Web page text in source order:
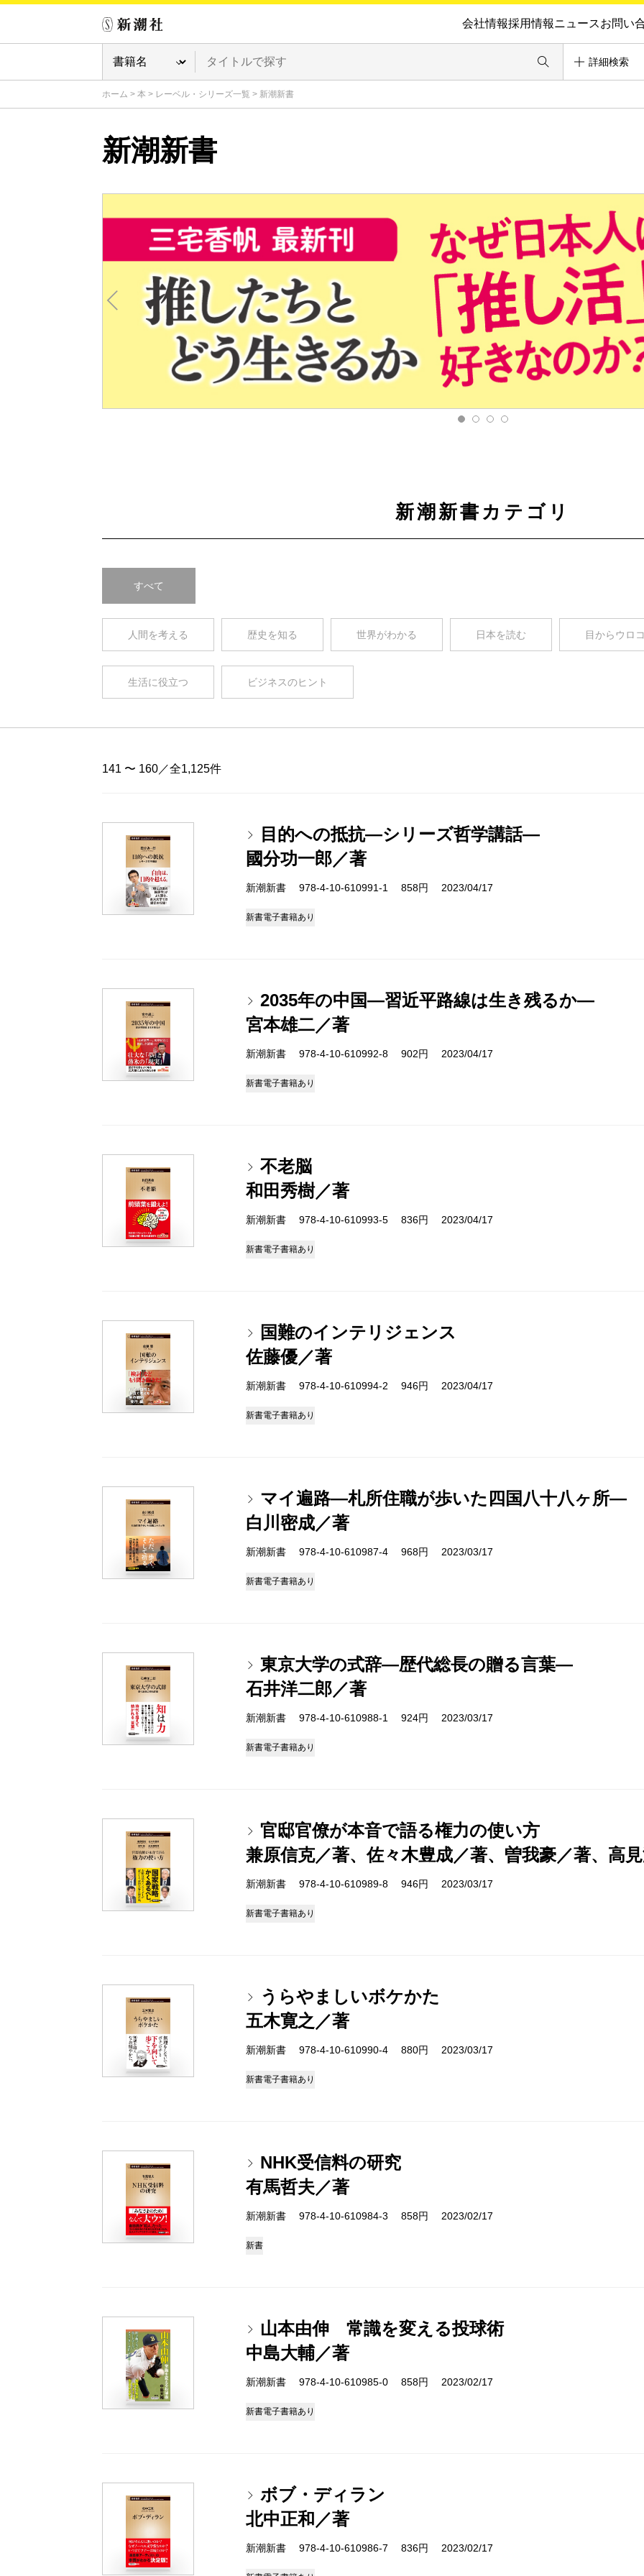
会社情報採用情報ニュースお問い
詳細検索
ホーム > 本 > レーベル・シリーズ一覧 > 新潮新書
新潮新書
新潮新書カテゴリ
すべて
人間を考える 歴史を知る 世界がわかる 日本を読む 目からウロコ
生活に役立つ ビジネスのヒント
141 〜 160／全1,125件
目的への抵抗―シリーズ哲学講話―
國分功一郎／著
新潮新書 978-4-10-610991-1 858円 2023/04/17
新書電子書籍あり
2035年の中国―習近平路線は生き残るか―
宮本雄二／著
新潮新書 978-4-10-610992-8 902円 2023/04/17
新書電子書籍あり
不老脳
和田秀樹／著
新潮新書 978-4-10-610993-5 836円 2023/04/17
新書電子書籍あり
国難のインテリジェンス
佐藤優／著
新潮新書 978-4-10-610994-2 946円 2023/04/17
新書電子書籍あり
マイ遍路―札所住職が歩いた四国八十八ヶ所―
白川密成／著
新潮新書 978-4-10-610987-4 968円 2023/03/17
新書電子書籍あり
東京大学の式辞―歴代総長の贈る言葉―
石井洋二郎／著
新潮新書 978-4-10-610988-1 924円 2023/03/17
新書電子書籍あり
官邸官僚が本音で語る権力の使い方
兼原信克／著、佐々木豊成／著、曽我豪／著、高
新潮新書 978-4-10-610989-8 946円 2023/03/17
新書電子書籍あり
うらやましいボケかた
五木寛之／著
新潮新書 978-4-10-610990-4 880円 2023/03/17
新書電子書籍あり
NHK受信料の研究
有馬哲夫／著
新潮新書 978-4-10-610984-3 858円 2023/02/17
新書
山本由伸 常識を変える投球術
中島大輔／著
新潮新書 978-4-10-610985-0 858円 2023/02/17
新書電子書籍あり
ボブ・ディラン
北中正和／著
新潮新書 978-4-10-610986-7 836円 2023/02/17